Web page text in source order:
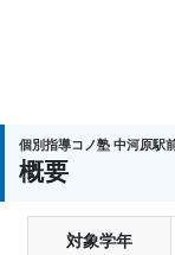
個別指導コノ塾 中河原駅
概要
対象学年